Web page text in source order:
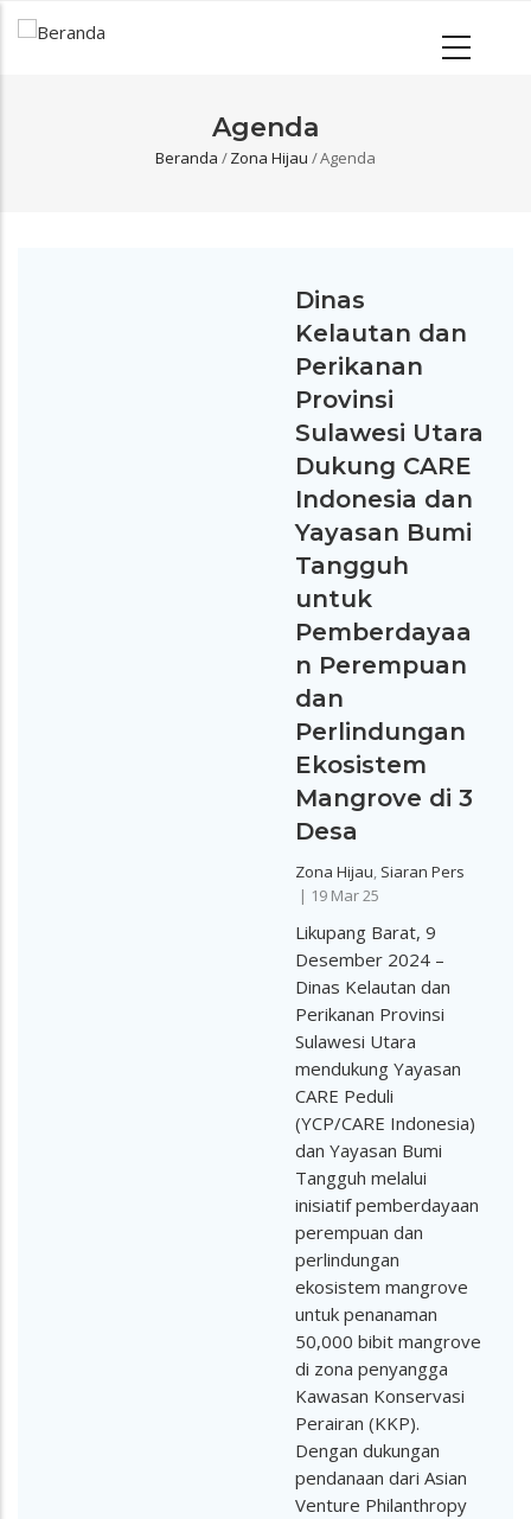
Agenda
Beranda /Zona Hijau /Agenda
Dinas
Kelautan dan
Perikanan
Provinsi
Sulawesi Utara
Dukung CARE
Indonesia dan
Yayasan Bumi
Tangguh
untuk
Pemberdayaa
n Perempuan
dan
Perlindungan
Ekosistem
Mangrove di 3
Desa
Zona Hijau, Siaran Pers
| 19 Mar 25
Likupang Barat, 9
Desember 2024 –
Dinas Kelautan dan
Perikanan Provinsi
Sulawesi Utara
mendukung Yayasan
CARE Peduli
(YCP/CARE Indonesia)
dan Yayasan Bumi
Tangguh melalui
inisiatif pemberdayaan
perempuan dan
perlindungan
ekosistem mangrove
untuk penanaman
50,000 bibit mangrove
di zona penyangga
Kawasan Konservasi
Perairan (KKP).
Dengan dukungan
pendanaan dari Asian
Venture Philanthropy